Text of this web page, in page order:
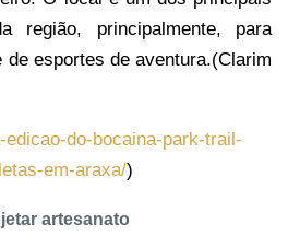
região, principalmente, para
de esportes de aventura.(Clarim
do-bocaina-park-trail-
em-araxa/)
artesanato